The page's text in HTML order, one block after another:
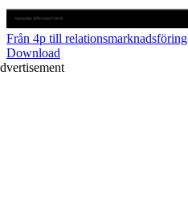
Från 4p till relationsmarknadsföring
Download